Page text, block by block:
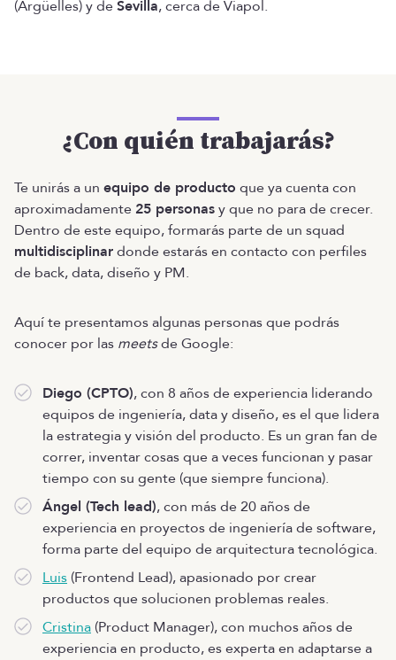
(Argüelles) y deSevilla, cerca de Viapol.
¿Con quién trabajarás?
Te unirás a un equipo de producto que ya cuenta con
aproximadamente 25 personasy que no para de crecer.
Dentro de este equipo, formarás parte de un squad
multidisciplinardonde estarás en contacto con perfiles
de back, data, diseño y PM.
Aquí te presentamos algunas personas que podrás
conocer por las meetsde Google:
Diego (CPTO), con 8 años de experiencia liderando
equipos de ingeniería, data y diseño, es el que lidera
la estrategia y visión del producto. Es un gran fan de
correr, inventar cosas que a veces funcionan y pasar
tiempo con su gente (que siempre funciona).
Ángel (Tech lead), con más de 20 años de
experiencia en proyectos de ingeniería de software,
forma parte del equipo de arquitectura tecnológica.
Luis (Frontend Lead), apasionado por crear
productos que solucionen problemas reales.
Cristina (Product Manager), con muchos años de
experiencia en producto, es experta en adaptarse a